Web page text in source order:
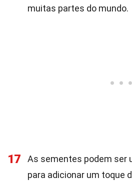
muitas partes do mundo.
17
As sementes podem ser
para adicionar um toque